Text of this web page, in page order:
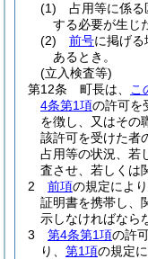
(1)
占用等に係る
する必要が生じ
(2)
前号に掲げ
あるとき。
(立入検査等)
第12条
町長は、 こ
4条第1項の許可を
を徴し、又はその
該許可を受けた者
占用等の状況、若
査させ、若しくは
2
前項の規定によ
証明書を携帯し、
示しなければなら
3
第4条第1項の許
り、 第1項の規定